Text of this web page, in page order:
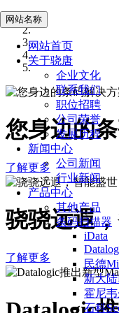
网站名称
网站首页
关于骁唐
企业文化
联系我们
职位招聘
公司荣誉
发展历程
新闻中心
公司新闻
行业新闻
产品中心
其他产品
条码扫描器
iData
民德
新大陆
霍尼韦
石科
您身边的
了解更多
骁骁远遐
了解更多